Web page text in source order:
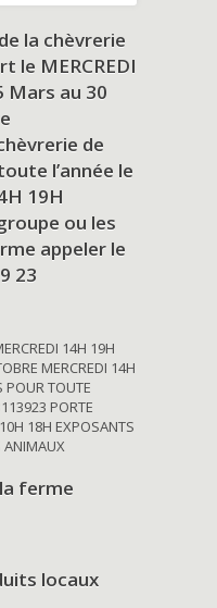
la chèvrerie
le MERCREDI
Mars au 30
de
l’année le
19H
ou les
appeler le
23
14H 19H
MERCREDI 14H
POUR TOUTE
PORTE
18H EXPOSANTS
ANIMAUX
ferme
locaux